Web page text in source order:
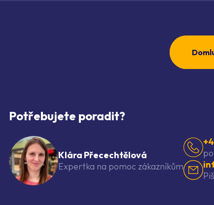
Potřebujete poradit?
Klára Přecechtělová
Expertka na pomoc zákazníkům